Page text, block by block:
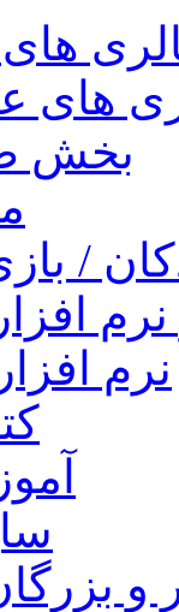
های
بخش
/
افزار
نرم
و